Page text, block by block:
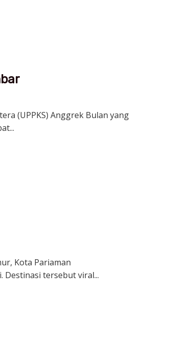
(UPPKS) Anggrek Bulan yang
Kota Pariaman
Destinasi tersebut viral...